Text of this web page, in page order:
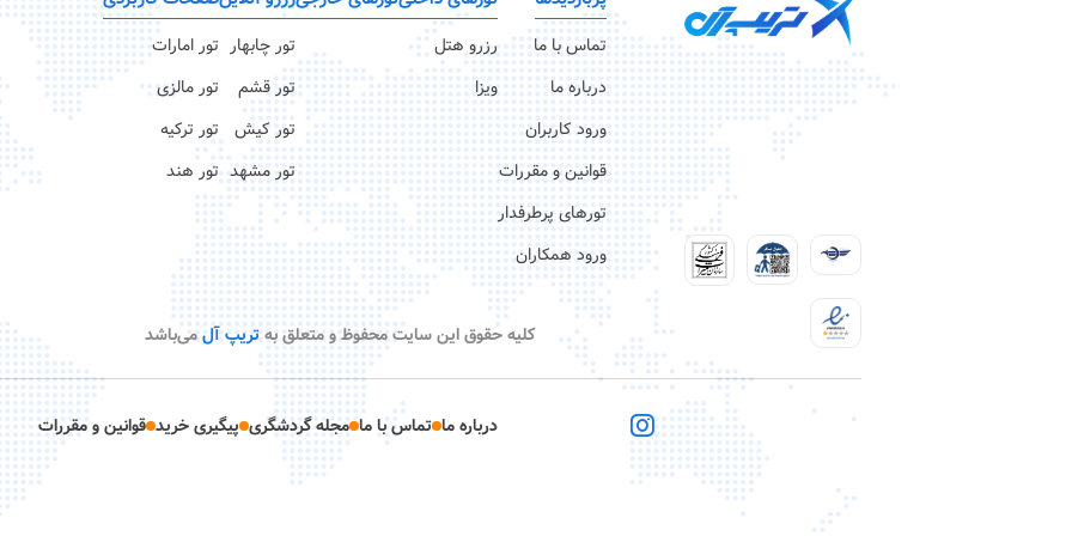
تماس با ما
درباره ما
ورود کاربران
قوانین و مقررات
تورهای پرطرفدار
ورود همکاران
رزرو هتل
ویزا
تور چابهار
تور قشم
تور کیش
تور مشهد
تور امارات
تور مالزی
تور ترکیه
تور هند
کلیه حقوق این سایت محفوظ و متعلق بهتریپ آلمی‌باشد
درباره ما تماس با ما مجله گردشگری پیگیری خرید قوانین و مقررات